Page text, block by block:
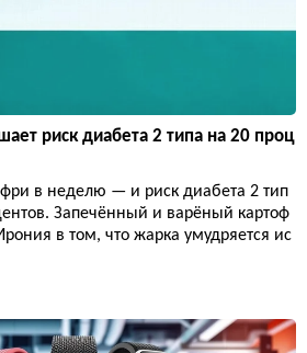
риск диабета 2 типа на 20 проц
в неделю — и риск диабета 2 тип
Запечённый и варёный картоф
в том, что жарка умудряется ис